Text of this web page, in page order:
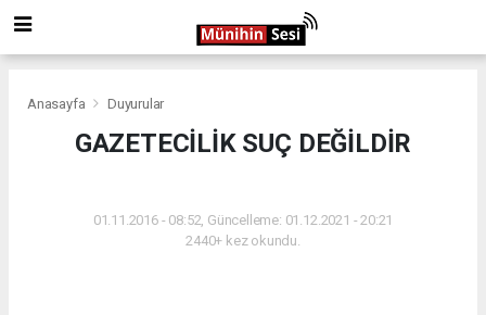
Anasayfa Duyurular
GAZETECİLİK SUÇ DEĞİLDİR
01.11.2016 - 08:52, Güncelleme: 01.12.2021 - 20:21
2440+ kez okundu.